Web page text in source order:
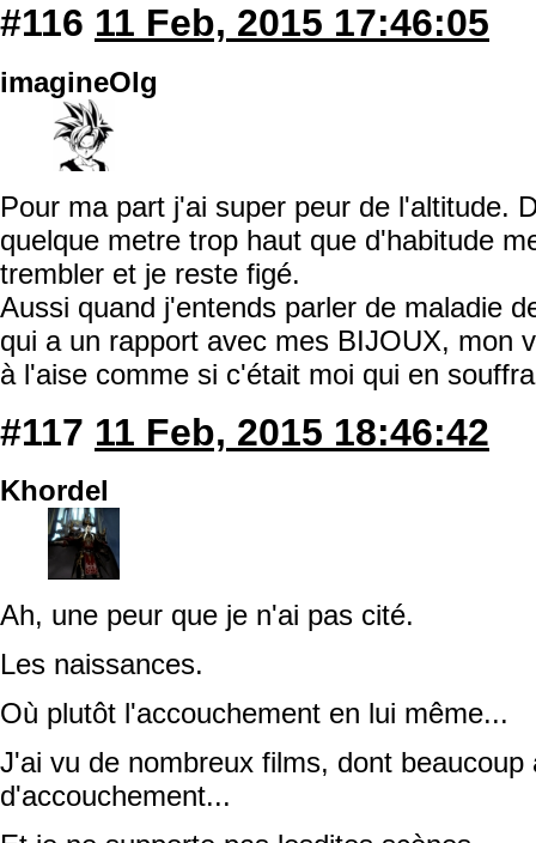
#116 11 Feb, 2015 17:46:05
imagineOlg
Pour ma part j'ai super peur de l'altitude.
quelque metre trop haut que d'habitude
trembler et je reste figé.
Aussi quand j'entends parler de maladie
qui a un rapport avec mes BIJOUX, mon
à l'aise comme si c'était moi qui en
#117 11 Feb, 2015 18:46:42
Khordel
Ah, une peur que je n'ai pas cité.
Les naissances.
Où plutôt l'accouchement en lui même...
J'ai vu de nombreux films, dont beaucoup
d'accouchement...